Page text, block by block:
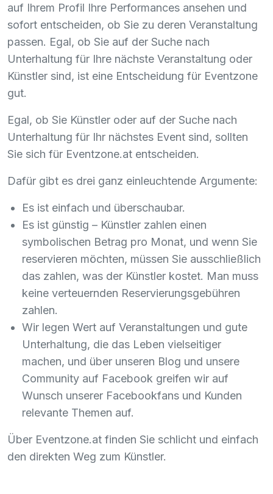
auf Ihrem Profil Ihre Performances ansehen und
sofort entscheiden, ob Sie zu deren Veranstaltung
passen. Egal, ob Sie auf der Suche nach
Unterhaltung für Ihre nächste Veranstaltung oder
Künstler sind, ist eine Entscheidung für Eventzone
gut.
Egal, ob Sie Künstler oder auf der Suche nach
Unterhaltung für Ihr nächstes Event sind, sollten
Sie sich für Eventzone.at entscheiden.
Dafür gibt es drei ganz einleuchtende Argumente:
Es ist einfach und überschaubar.
Es ist günstig – Künstler zahlen einen
symbolischen Betrag pro Monat, und wenn Sie
reservieren möchten, müssen Sie ausschließlich
das zahlen, was der Künstler kostet. Man muss
keine verteuernden Reservierungsgebühren
zahlen.
Wir legen Wert auf Veranstaltungen und gute
Unterhaltung, die das Leben vielseitiger
machen, und über unseren Blog und unsere
Community auf Facebook greifen wir auf
Wunsch unserer Facebookfans und Kunden
relevante Themen auf.
Über Eventzone.at finden Sie schlicht und einfach
den direkten Weg zum Künstler.